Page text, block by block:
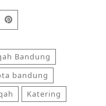
Bandung
bandung
Katering